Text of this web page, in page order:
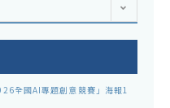
全國AI專題創意競賽」海報1